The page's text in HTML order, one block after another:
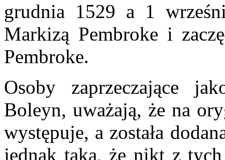
grudnia 1529 a 1
Markizą Pembroke i
Pembroke.
Osoby zaprzeczające
Boleyn, uważają, że na
występuje, a została
jednak taka, że nikt z